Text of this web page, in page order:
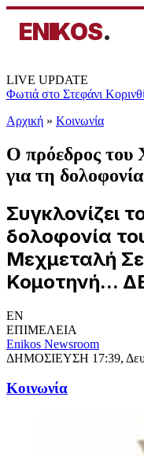
ENIKOS.
LIVE UPDATE
Φωτιά στο Στεφάνι
Αρχική » Κοινωνία
Ο πρόεδρος του
για τη
Συγκλονίζει
δολοφονία
Μεχμεταλή
Κομοτηνή...
EN
ΕΠΙΜΕΛΕΙΑ
Enikos Newsroom
ΔΗΜΟΣΙΕΥΣΗ 17:39,
Κοινωνία